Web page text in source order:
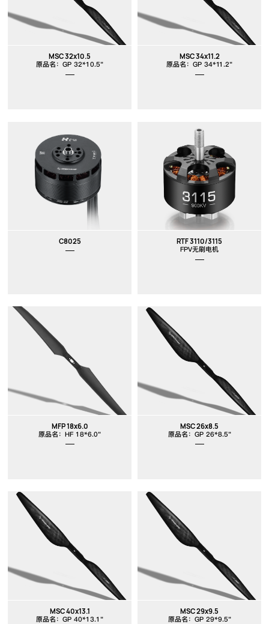
MSC 32x10.5
原品名：GP 32*10.5"
MSC 34x11.2
原品名：GP 34*11.2"
C8025 RTF 3110/3115
FPV无刷电机
MFP 18x6.0
原品名：HF 18*6.0"
MSC 26x8.5
原品名：GP 26*8.5"
MSC 40x13.1
原品名：GP 40*13.1"
MSC 29x9.5
原品名：GP 29*9.5"